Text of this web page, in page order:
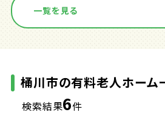
一覧を見る
桶川市の有料老人ホーム
検索結果6件